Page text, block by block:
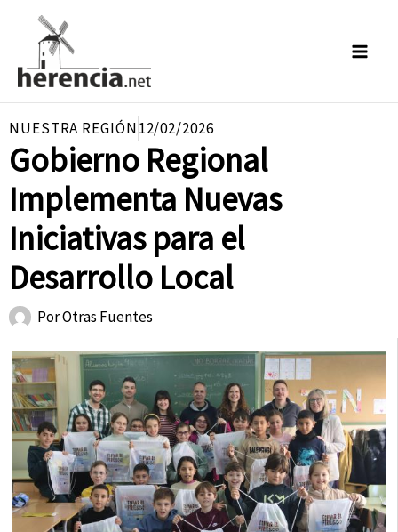
contenido
NUESTRA REGIÓN12/02/2026
Gobierno Regional
Implementa Nuevas
Iniciativas para el
Desarrollo Local
PorOtras Fuentes